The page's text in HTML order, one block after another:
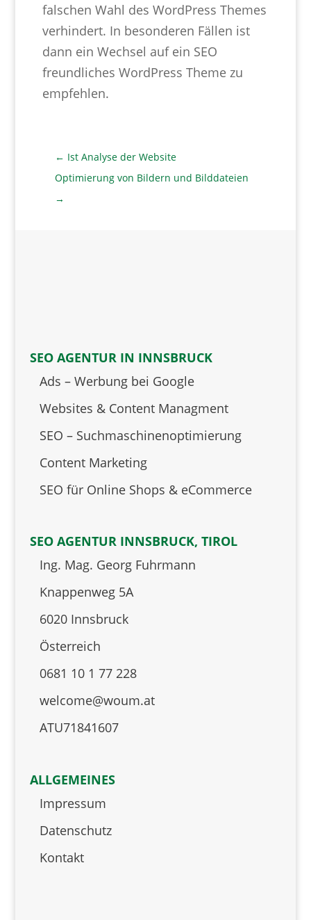
falschen Wahl des WordPress Themes
verhindert. In besonderen Fällen ist
dann ein Wechsel auf ein SEO
freundliches WordPress Theme zu
empfehlen.
← Ist Analyse der Website
Optimierung von Bildern und Bilddateien
→
SEO AGENTUR IN INNSBRUCK
Ads – Werbung bei Google
Websites & Content Managment
SEO – Suchmaschinenoptimierung
Content Marketing
SEO für Online Shops & eCommerce
SEO AGENTUR INNSBRUCK, TIROL
Ing. Mag. Georg Fuhrmann
Knappenweg 5A
6020 Innsbruck
Österreich
0681 10 1 77 228
welcome@woum.at
ATU71841607
ALLGEMEINES
Impressum
Datenschutz
Kontakt